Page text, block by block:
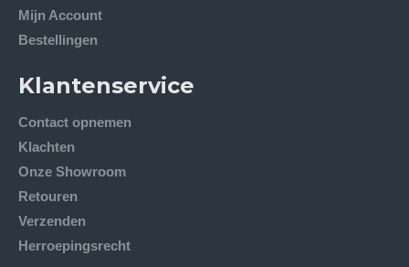
Mijn Account
Bestellingen
Klantenservice
Contact opnemen
Klachten
Onze Showroom
Retouren
Verzenden
Herroepingsrecht